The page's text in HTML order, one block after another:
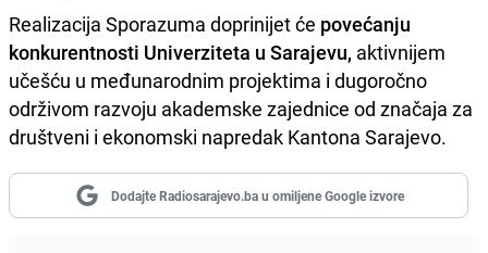
Realizacija Sporazuma doprinijet će povećanju
konkurentnosti Univerziteta u Sarajevu, aktivnijem
učešću u međunarodnim projektima i dugoročno
održivom razvoju akademske zajednice od značaja za
društveni i ekonomski napredak Kantona Sarajevo.
Dodajte Radiosarajevo.ba u omiljene Google izvore